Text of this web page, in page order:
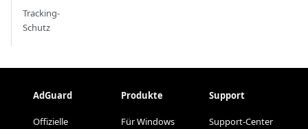
Tracking-
Schutz
AdGuard
Offizielle
Produkte
Für Windows
Support
Support-Center